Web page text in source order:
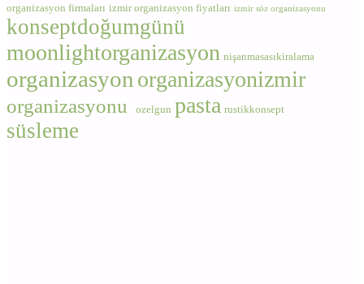
organizasyon firmaları izmir organizasyon fiyatları izmir söz organizasyonu
konseptdoğumgünü
moonlightorganizasyon nişanmasasıkiralama
organizasyon organizasyonizmir
organizasyonu ozelgun pasta rustikkonsept
süsleme